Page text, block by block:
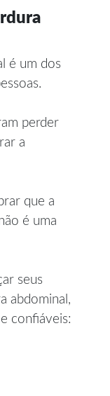
é um dos
perder
a
que a
é uma
seus
abdominal,
confiáveis: